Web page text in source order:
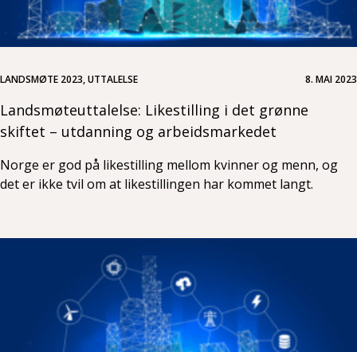
LANDSMØTE 2023, UTTALELSE 8. MAI 2023
Landsmøteuttalelse: Likestilling i det grønne
skiftet – utdanning og arbeidsmarkedet
Norge er god på likestilling mellom kvinner og menn, og
det er ikke tvil om at likestillingen har kommet langt.